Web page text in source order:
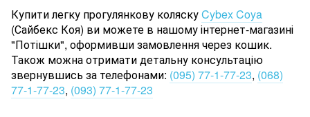
Купити легку прогулянкову коляскуCybex Coya
(Сайбекс Коя) ви можете в нашому інтернет-магазині
"Потішки", оформивши замовлення через кошик.
Також можна отримати детальну консультацію
звернувшись за телефонами: (095) 77-1-77-23, (068)
77-1-77-23, (093) 77-1-77-23